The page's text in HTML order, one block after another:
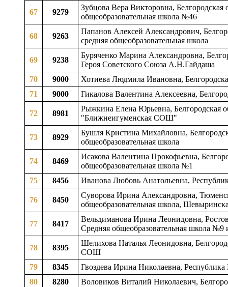
67 9279
Зубцова Вера Викторовна,
общеобразовательная школа №46
68 9263
Папанов Алексей Александрович,
средняя общеобразовательная школа
69 9238
Буряченко Марина Александровна,
Героя Советского Союза А.Н.Гайдаша
70
9000
Хотиева Людмила Ивановна,
71
9000 Гикалова Валентина Алексеевна,
72 8981
Рыжкина Елена Юрьевна, Белгородская
"Ближнеигуменская СОШ"
73 8929
Бушля Кристина Михайловна,
общеобразовательная школа
74 8469
Исакова Валентина Прокофьевна,
общеобразовательная школа №1
75
8456 Иванова Любовь Анатольевна,
76 8450
Суворова Ирина Александровна,
общеобразовательная школа,
77 8417
Вельдиманова Ирина Леонидовна,
Средняя общеобразовательная школа
78 8395
Шелихова Наталья Леонидовна,
СОШ
79
8345
Гвоздева Ирина Николаевна,
80
8280 Воловиков Виталий Николаевич,